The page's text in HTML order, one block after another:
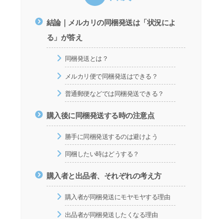
結論｜メルカリの同梱発送は「状況によ
る」が答え
同梱発送とは？
メルカリ便で同梱発送はできる？
普通郵便などでは同梱発送できる？
購入後に同梱発送する時の注意点
勝手に同梱発送するのは避けよう
同梱したい時はどうする？
購入者と出品者、それぞれの考え方
購入者が同梱発送にモヤモヤする理由
出品者が同梱発送したくなる理由